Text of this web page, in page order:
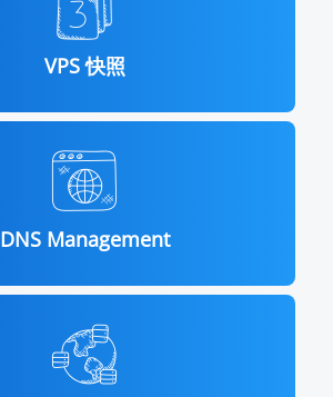
VPS 快照
DNS Management